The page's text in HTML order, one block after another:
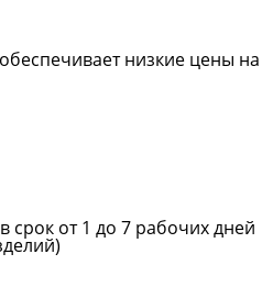
низкие цены на
от 1 до 7 рабочих дней